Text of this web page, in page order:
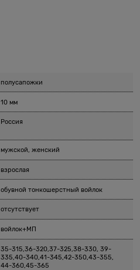
полусапожки
10 мм
Россия
мужской, женский
взрослая
обувной тонкошерстный войлок
отсутствует
войлок+МП
35-315,36-320,37-325,38-330, 39-
335,40-340,41-345,42-350,43-355,
44-360,45-365